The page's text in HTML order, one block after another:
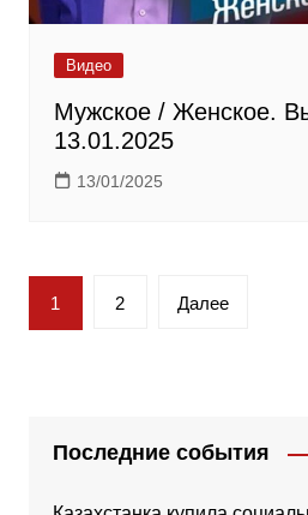
Видео
Мужское / Женское.
13.01.2025
13/01/2025
Пагинация
записей
1 2 Далее
Последние события